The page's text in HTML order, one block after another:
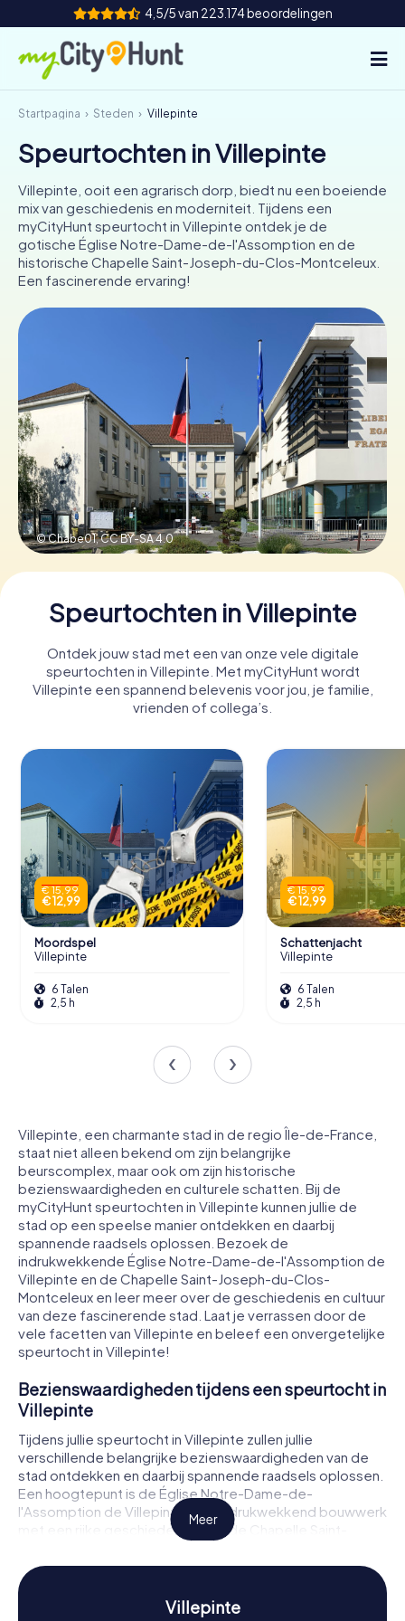
4,5/5 van 223.174 beoordelingen
Hoe het werkt
Steden
Tours
Teamevenement
Tickets
DE
IE
IT
Boek tickets
Koop cadeaubonnen
Startpagina Steden Villepinte
Speurtochten in Villepinte
Villepinte, ooit een agrarisch dorp, biedt nu een boeiende
mix van geschiedenis en moderniteit. Tijdens een
myCityHunt speurtocht in Villepinte ontdek je de
gotische Église Notre-Dame-de-l'Assomption en de
historische Chapelle Saint-Joseph-du-Clos-Montceleux.
Een fascinerende ervaring!
© Chabe01,CC BY-SA 4.0
Speurtochten in Villepinte
Ontdek jouw stad met een van onze vele digitale
speurtochten in Villepinte. Met myCityHunt wordt
Villepinte een spannend belevenis voor jou, je familie,
vrienden of collega’s.
€ 15,99
€ 12,99
Moordspel
Villepinte
6 Talen
2,5 h
€ 15,99
€ 12,99
Schattenjacht
Villepinte
6 Talen
2,5 h
Villepinte, een charmante stad in de regio Île-de-France,
staat niet alleen bekend om zijn belangrijke
beurscomplex, maar ook om zijn historische
bezienswaardigheden en culturele schatten. Bij de
myCityHunt speurtochten in Villepinte kunnen jullie de
stad op een speelse manier ontdekken en daarbij
spannende raadsels oplossen. Bezoek de
indrukwekkende Église Notre-Dame-de-l'Assomption de
Villepinte en de Chapelle Saint-Joseph-du-Clos-
Montceleux en leer meer over de geschiedenis en cultuur
van deze fascinerende stad. Laat je verrassen door de
vele facetten van Villepinte en beleef een onvergetelijke
speurtocht in Villepinte!
Bezienswaardigheden tijdens een speurtocht in
Villepinte
Tijdens jullie speurtocht in Villepinte zullen jullie
verschillende belangrijke bezienswaardigheden van de
stad ontdekken en daarbij spannende raadsels oplossen.
Een hoogtepunt is de Église Notre-Dame-de-
l'Assomption de Villepinte, een indrukwekkend bouwwerk
met een rijke geschiedenis. Ook de Chapelle Saint-
Joseph-du-Clos-Montceleux is de moeite waard, met
haar charmante architectuur en historische betekenis. Een
andere interessante bestemming is de Chapelle de
l'hôpital Sainte-Marie de Villepinte, die jullie zal betoveren
Meer
Villepinte